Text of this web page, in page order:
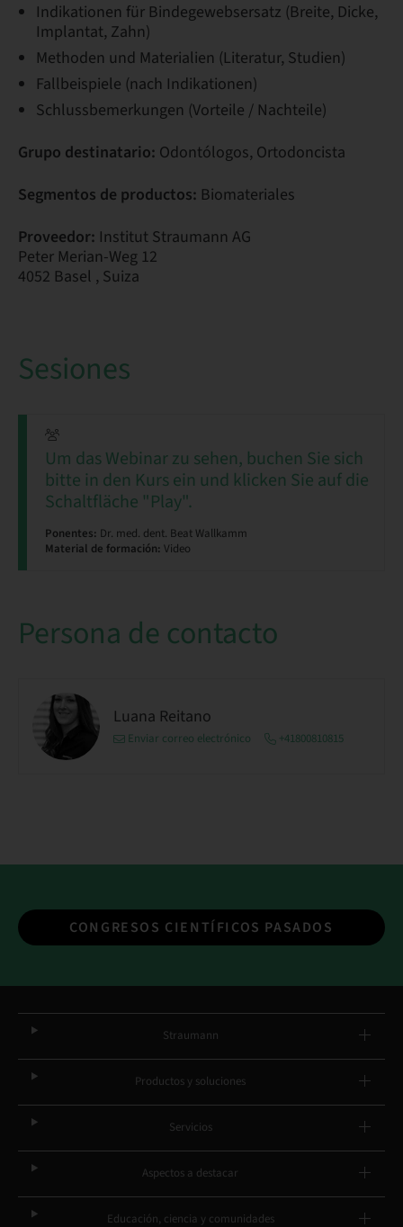
Indikationen für Bindegewebsersatz (Breite, Dicke,
Implantat, Zahn)
Methoden und Materialien (Literatur, Studien)
Fallbeispiele (nach Indikationen)
Schlussbemerkungen (Vorteile / Nachteile)
Grupo destinatario: Odontólogos, Ortodoncista
Segmentos de productos: Biomateriales
Proveedor: Institut Straumann AG
Peter Merian-Weg 12
4052 Basel , Suiza
Sesiones
Um das Webinar zu sehen, buchen Sie sich
bitte in den Kurs ein und klicken Sie auf die
Schaltfläche "Play".
Ponentes: Dr. med. dent. Beat Wallkamm
Material de formación: Video
Persona de contacto
Luana Reitano
Enviar correo electrónico +41800810815
CONGRESOS CIENTÍFICOS PASADOS
Straumann
Productos y soluciones
Servicios
Aspectos a destacar
Educación, ciencia y comunidades